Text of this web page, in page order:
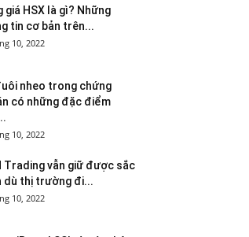
giá HSX là gì? Những
tin cơ bản trên...
10, 2022
nheo trong chứng
có những đặc điểm
10, 2022
Trading vẫn giữ được sắc
dù thị trường đi...
10, 2022